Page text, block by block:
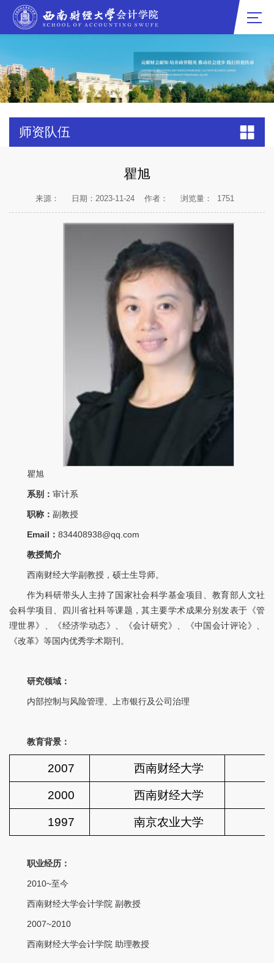
师资队伍
瞿旭
来源： 日期：2023-11-24 作者： 浏览量： 1751
瞿旭
系别： 审计系
职称： 副教授
Email： 834408938@qq.com
教授简介
西南财经大学副教授，硕士生导师。
作为科研带头人主持了国家社会科学基金项目、教育部人文社
会科学项目、四川省社科等课题，其主要学术成果分别发表于《管
理世界》、《经济学动态》、《会计研究》、《中国会计评论》、
《改革》等国内优秀学术期刊。
研究领域：
内部控制与风险管理、上市银行及公司治理
教育背景：
2007 西南财经大学
2000 西南财经大学
1997 南京农业大学
职业经历：
2010~至今
西南财经大学会计学院 副教授
2007~2010
西南财经大学会计学院 助理教授